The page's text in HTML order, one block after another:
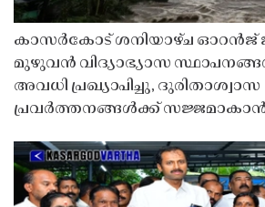
കാസർകോട് ശനിയാഴ്ച ഓറൻജ്
മുഴുവൻ വിദ്യാഭ്യാസ
അവധി പ്രഖ്യാപിച്ചു, ദുരിതാശ്വാസ
പ്രവർത്തനങ്ങൾക്ക് സജ്ജമാകാൻ